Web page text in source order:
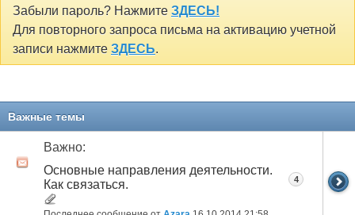
Забыли пароль? Нажмите ЗДЕСЬ!
Для повторного запроса письма на активацию учетной
записи нажмите ЗДЕСЬ.
Важные темы
Важно:
Основные направления деятельности.
Как связаться.
4